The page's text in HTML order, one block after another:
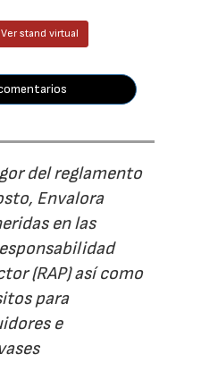
Ver stand virtual
del reglamento
Envalora
en las
(RAP) así como
para
e